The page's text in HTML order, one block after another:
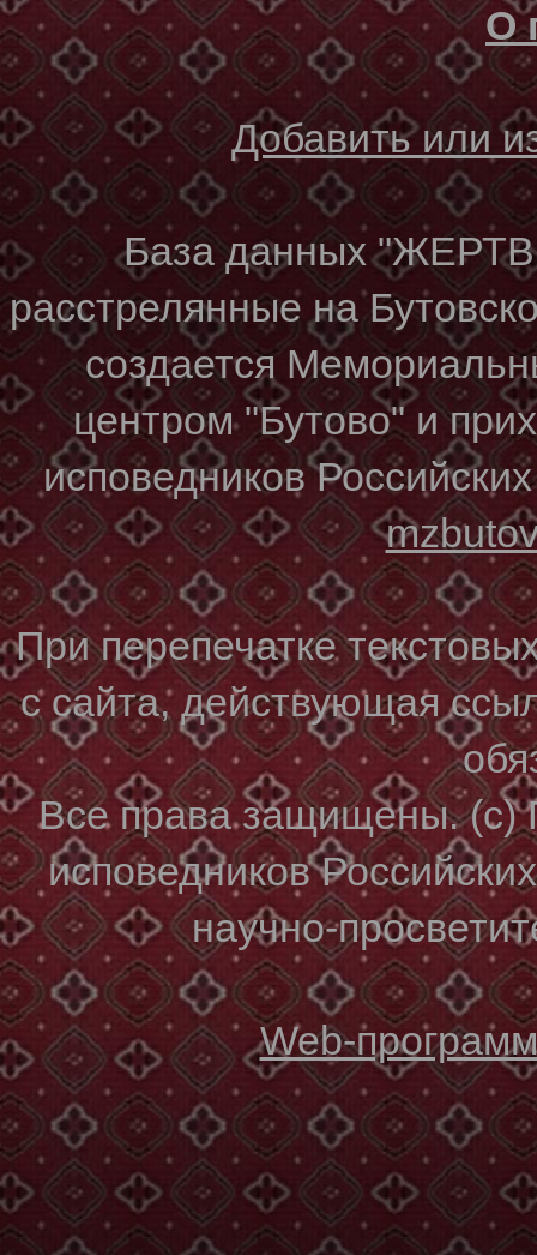
О
Добавить или
База данных
расстрелянные на
создается
центром "Бутово" и
исповедников
При перепечатке
с сайта, действующая
Все права защищены. (с)
исповедников
научно-
Web-